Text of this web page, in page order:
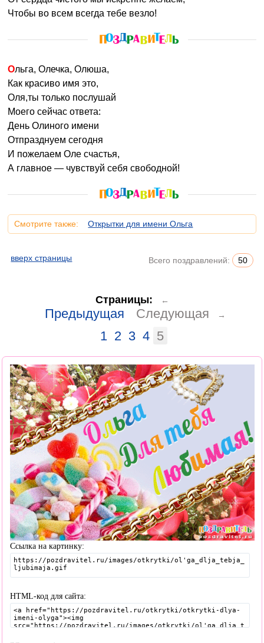
Чтобы во всем всегда тебе везло!
Ольга, Олечка, Олюша,
Как красиво имя это,
Оля,ты только послушай
Моего сейчас ответа:
День Олиного имени
Отпразднуем сегодня
И пожелаем Оле счастья,
А главное — чувствуй себя свободной!
Смотрите также: Открытки для имени Ольга
вверх страницы Всего поздравлений: 50
Страницы: ←
Предыдущая Следующая →
1 2 3 4 5
Ссылка на картинку:
HTML-код для сайта: